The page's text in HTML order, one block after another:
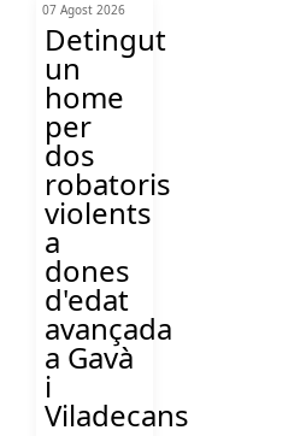
07 Agost 2026
Detingut
un
home
per
dos
robatoris
violents
a
dones
d'edat
avançada
a Gavà
i
Viladecans